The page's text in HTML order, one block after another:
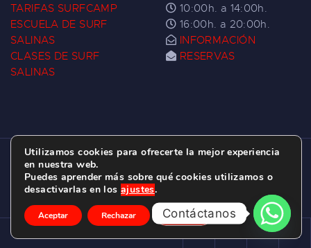
TARIFAS SURFCAMP
ESCUELA DE SURF
SALINAS
CLASES DE SURF
SALINAS
10:00h. a 14:00h.
16:00h. a 20:00h.
INFORMACIÓN
RESERVAS
ESCUELA DE SURF LAS DUNAS ©
2026.
C/ BERNARDO ÁLVAREZ GALAN 1, SALINAS
(ASTURIAS)
Utilizamos cookies para ofrecerte la mejor experiencia
en nuestra web.
Puedes aprender más sobre qué cookies utilizamos o
desactivarlas en los ajustes.
Aceptar Rechazar Ajustes
Contáctanos